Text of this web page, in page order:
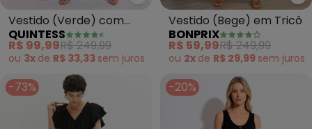
Vestido (Verde) com
Alças Cruzadas
QUINTESS
R$ 99,99R$ 249,99
ou 3x de R$ 33,33 sem juros
Vestido (Bege) em Tricô
BONPRIX
R$ 59,99R$ 249,99
ou 2x de R$ 29,99 sem juros
-73% -20%